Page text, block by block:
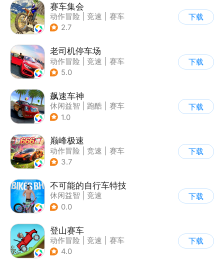
赛车集会
动作冒险 竞速
赛车
| 写实
2.7
下载
老司机停车场
动作冒险 竞速
赛车
| 写实
5.0
下载
飙速车神
休闲益智 跑酷
赛车
| 漂移
1.0
下载
巅峰极速
动作冒险 竞速
赛车
| 漂移
3.7
下载
不可能的自行车特技
休闲益智
竞速
| 自行车
0.0
下载
登山赛车
动作冒险 竞速
赛车
| 卡通
4.0
下载